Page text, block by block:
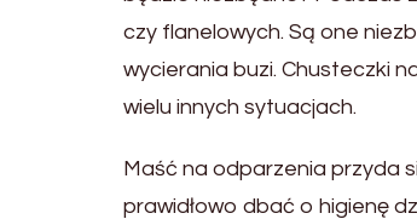
czy flanelowych. Są one
wycierania buzi. Chusteczki
wielu innych sytuacjach.
Maść na odparzenia przyda
prawidłowo dbać o higienę